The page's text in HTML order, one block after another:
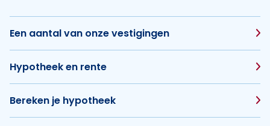
Een aantal van onze vestigingen
Hypotheek en rente
Bereken je hypotheek